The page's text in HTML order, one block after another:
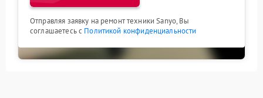
Отправляя заявку на ремонт техники Sanyo, Вы
соглашаетесь с Политикой конфиденциальности